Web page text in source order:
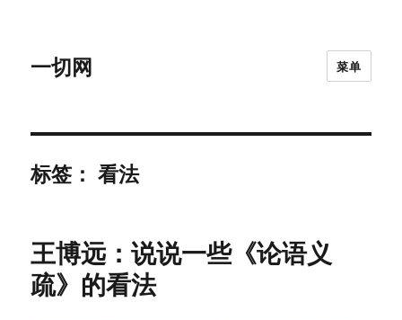
一切网 菜单
标签：看法
王博远：说说一些《论语义
疏》的看法